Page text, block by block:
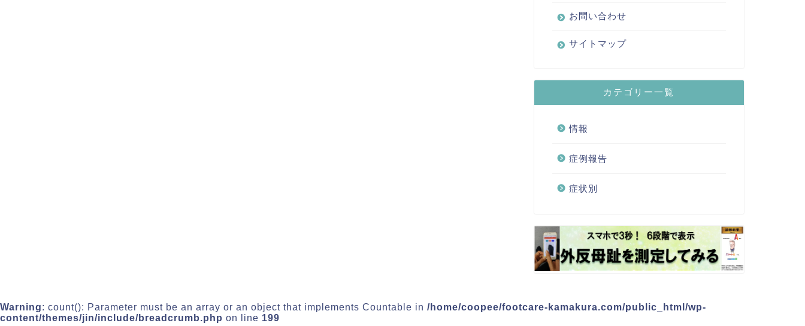
お問い合わせ
サイトマップ
カテゴリー一覧
情報
症例報告
症状別
Warning: count(): Parameter must be an array or an object that implements Countable in /home/coopee/footcare-kamakura.com/public_html/wp-
content/themes/jin/include/breadcrumb.php on line 199